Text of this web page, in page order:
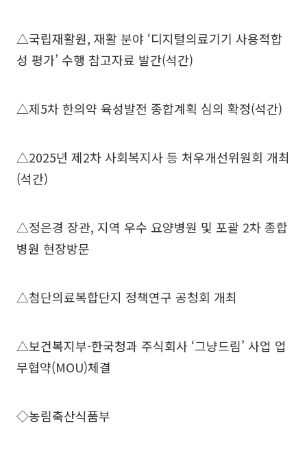
△국립재활원, 재활 분야 ‘디지털의료기기 사용적합
성 평가’ 수행 참고자료 발간(석간)
△제5차 한의약 육성발전 종합계획 심의 확정(석간)
△2025년 제2차 사회복지사 등 처우개선위원회 개최
(석간)
△정은경 장관, 지역 우수 요양병원 및 포괄 2차 종합
병원 현장방문
△첨단의료복합단지 정책연구 공청회 개최
△보건복지부-한국청과 주식회사 ‘그냥드림’ 사업 업
무협약(MOU)체결
◇농림축산식품부